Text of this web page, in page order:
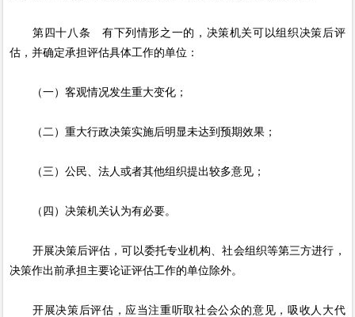
第四十八条 有下列情形之一的，决策机关可以组织决策后评
估，并确定承担评估具体工作的单位：
（一）客观情况发生重大变化；
（二）重大行政决策实施后明显未达到预期效果；
（三）公民、法人或者其他组织提出较多意见；
（四）决策机关认为有必要。
开展决策后评估，可以委托专业机构、社会组织等第三方进行，
决策作出前承担主要论证评估工作的单位除外。
开展决策后评估，应当注重听取社会公众的意见，吸收人大代